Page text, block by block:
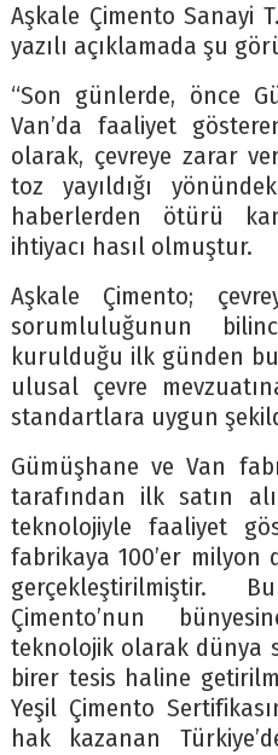
Aşkale Çimento Sanayi
yazılı açıklamada şu
“Son günlerde, önce
Van’da faaliyet
olarak, çevreye zarar
toz yayıldığı
haberlerden ötürü
ihtiyacı hasıl olmuştur.
Aşkale Çimento;
sorumluluğunun
kurulduğu ilk günden
ulusal çevre
standartlara uygun
Gümüşhane ve Van
tarafından ilk satın
teknolojiyle faaliyet
fabrikaya 100’er milyon
gerçekleştirilmiştir.
Çimento’nun
teknolojik olarak dünya
birer tesis haline
Yeşil Çimento
hak kazanan